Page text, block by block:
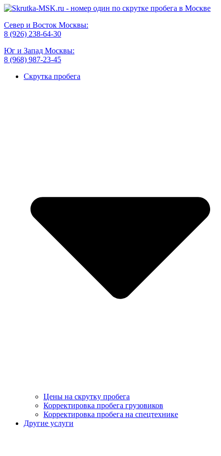
Север и Восток Москвы:
8 (926) 238-64-30
Юг и Запад Москвы:
8 (968) 987-23-45
Скрутка пробега
Цены на скрутку пробега
Корректировка пробега грузовиков
Корректировка пробега на спецтехнике
Другие услуги